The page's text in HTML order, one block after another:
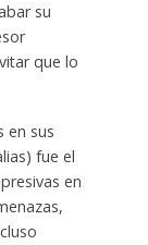
su
que lo
en sus
fue el
en